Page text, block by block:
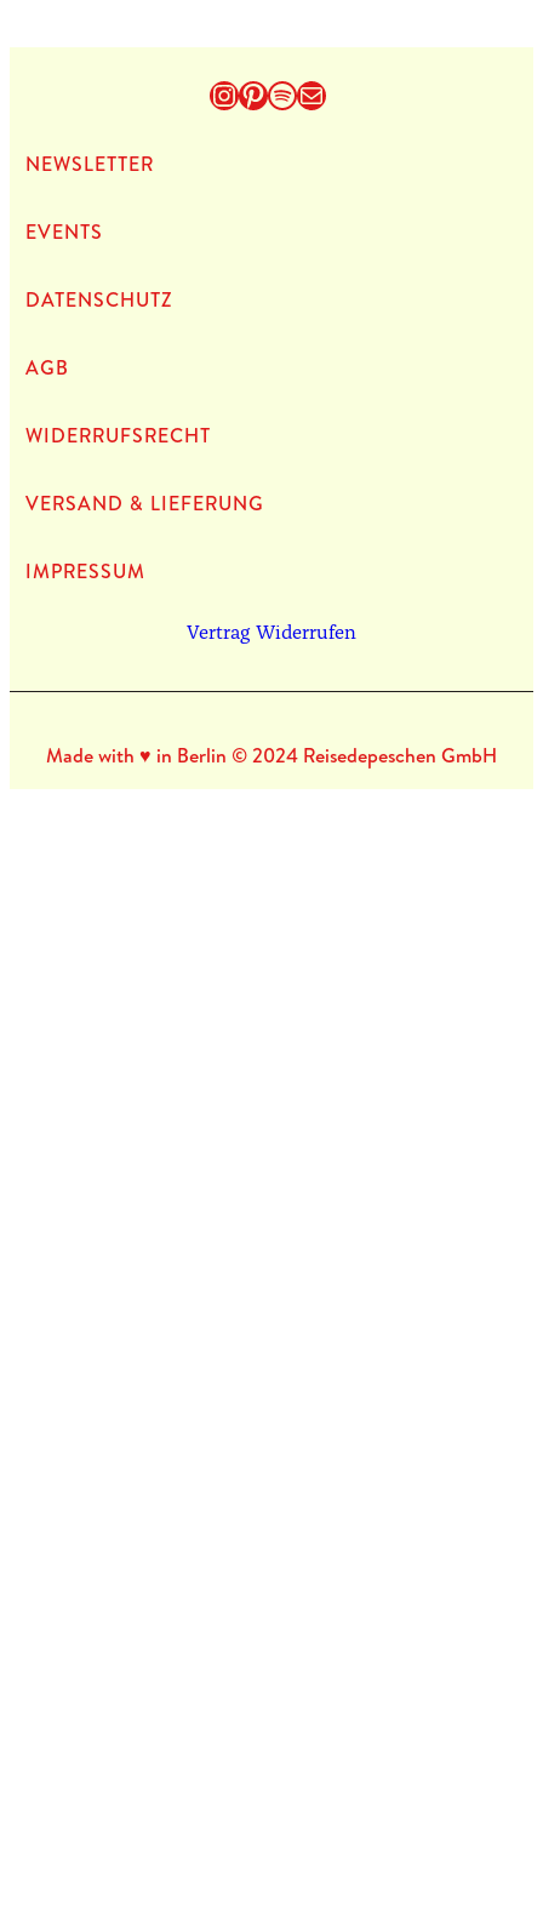
Instagram
Pinterest
Spotify
E-Mail
NEWS­LET­TER
EVENTS
DATEN­SCHUTZ
AGB
WIDERRUFSRECHT
VERSAND & LIEFERUNG
IMPRES­SUM
Vertrag Widerrufen
Made with ♥ in Berlin © 2024 Reisedepeschen GmbH